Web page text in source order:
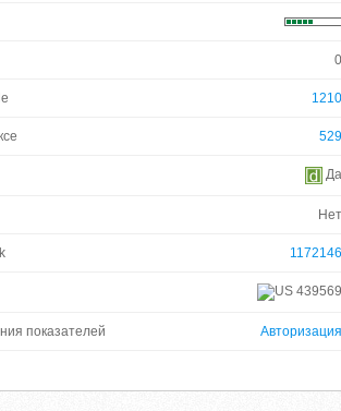
0
1210
529
Да
Нет
1172146
439569
показателей Авторизация